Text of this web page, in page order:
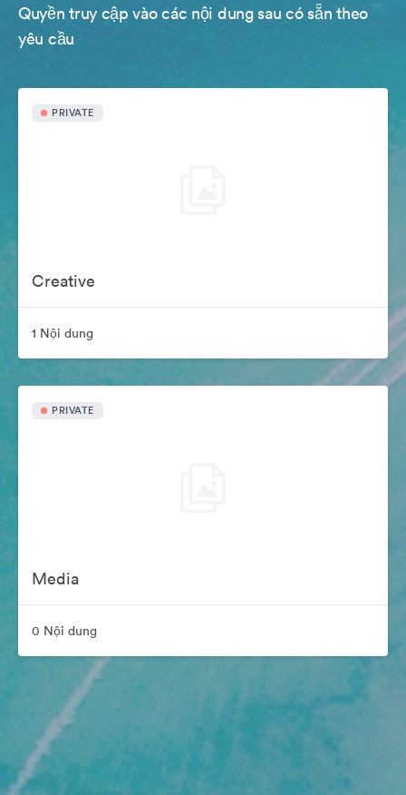
Quyền truy cập vào các nội dung sau có sẵn theo
yêu cầu
PRIVATE
Creative
1 Nội dung
PRIVATE
Media
0 Nội dung